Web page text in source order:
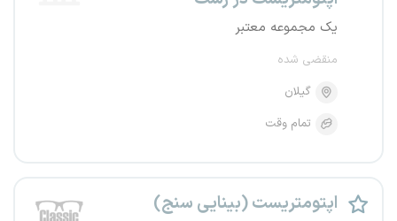
یک مجموعه معتبر
منقضی شده
گیلان
تمام وقت
اپتومتریست (بینایی سنج)